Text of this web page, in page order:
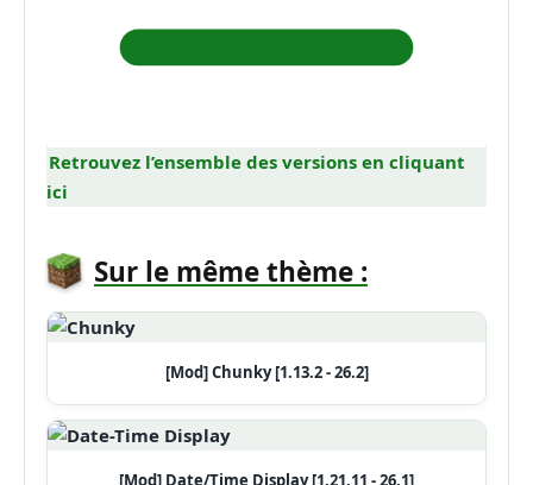
Retrouvez l’ensemble des versions en cliquant
ici
Sur le même thème :
[Mod] Chunky [1.13.2 - 26.2]
[Mod] Date/Time Display [1.21.11 - 26.1]